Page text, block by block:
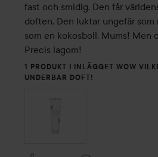
fast och smidig. Den får
doften. Den luktar ungefär
som en kokosboll. Mums! Men
Precis lagom!
1 PRODUKT I INLÄGGET WOW
UNDERBAR DOFT!